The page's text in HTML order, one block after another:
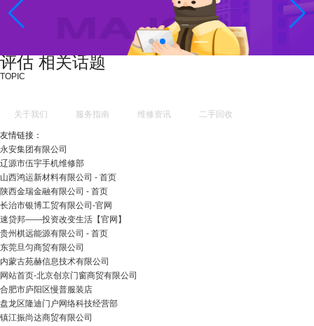
评估 相关话题
TOPIC
关于我们 服务指南 维修资讯 二手回收
友情链接：
永安集团有限公司
辽源市伍宇手机维修部
山西鸿运新材料有限公司 - 首页
陕西金瑞金融有限公司 - 首页
长治市银博工贸有限公司-官网
速贷邦——投资改变生活【官网】
贵州棋远能源有限公司 - 首页
东莞旦匀商贸有限公司
内蒙古苑赫信息技术有限公司
网站首页-北京创京门窗商贸有限公司
合肥市庐阳区慢普服装店
盘龙区隆迪门户网络科技经营部
镇江振尚达商贸有限公司